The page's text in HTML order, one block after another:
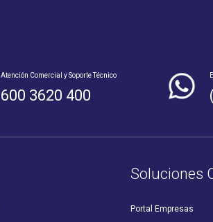
Atención Comercial y Soporte Técnico
600 3620 400
Soluciones
Portal Empresas